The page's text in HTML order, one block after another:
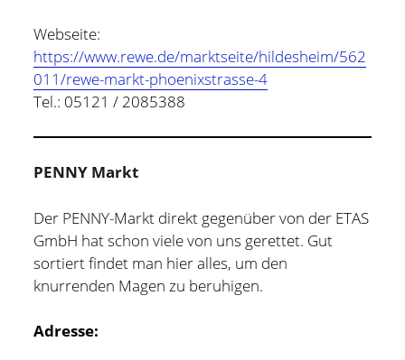
Webseite:
https://www.rewe.de/marktseite/hildesheim/562
011/rewe-markt-phoenixstrasse-4
Tel.: 05121 / 2085388
PENNY Markt
Der PENNY-Markt direkt gegenüber von der ETAS
GmbH hat schon viele von uns gerettet. Gut
sortiert findet man hier alles, um den
knurrenden Magen zu beruhigen.
Adresse: